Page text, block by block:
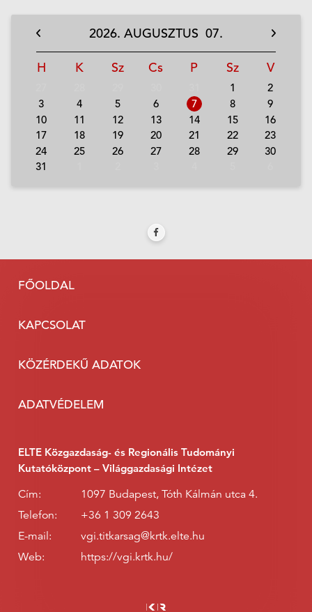
2026. AUGUSZTUS 07.
H K Sz Cs P Sz V
1
2
3
4 5 6 7 8
9
10
11 12 13 14 15
16
17
18 19 20 21 22
23
24
25 26 27 28 29
30
31
FŐOLDAL
KAPCSOLAT
KÖZÉRDEKŰ ADATOK
ADATVÉDELEM
ELTE Közgazdaság- és Regionális Tudományi
Kutatóközpont – Világgazdasági Intézet
Cím:
1097 Budapest, Tóth Kálmán utca 4.
Telefon:
+36 1 309 2643
E-mail:
vgi.titkarsag@krtk.elte.hu
Web:
https://vgi.krtk.hu/